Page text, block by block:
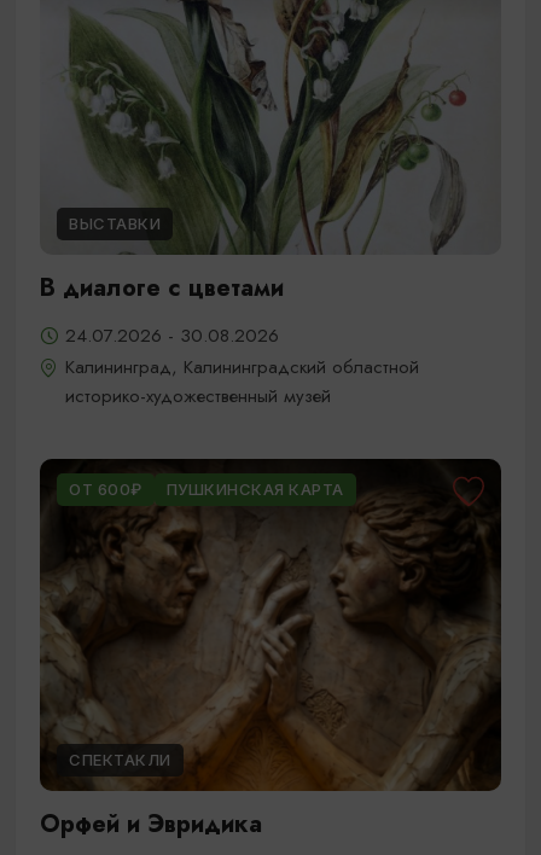
ВЫСТАВКИ
В диалоге с цветами
24.07.2026 - 30.08.2026
Калининград, Калининградский областной
историко-художественный музей
ОТ 600₽ ПУШКИНСКАЯ КАРТА
СПЕКТАКЛИ
Орфей и Эвридика